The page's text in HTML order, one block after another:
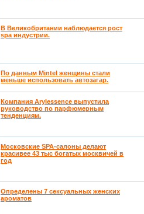
В Великобритании наблюдается рост
spa индустрии.
По данным Mintel женщины стали
меньше использовать автозагар.
Компания Arylessence выпустила
руководство по парфюмерным
тенденциям.
Московские SPA-салоны делают
красивее 43 тыс богатых москвичей в
год
Определены 7 сексуальных женских
ароматов